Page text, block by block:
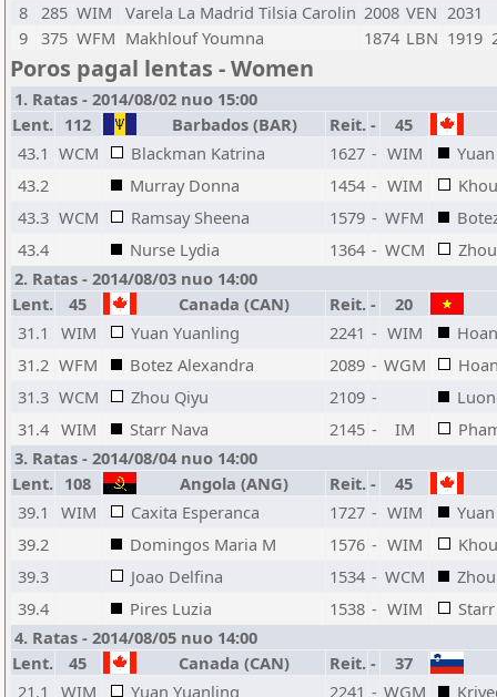
8
285 WIM Varela La Madrid Tilsia Carolin 2008 VEN 2031
9
375 WFM Makhlouf Youmna 1874 LBN 1919
Poros pagal lentas - Women
1. Ratas - 2014/08/02 nuo 15:00
Lent. 112 Barbados (BAR) Reit. -
45
43.1 WCM Blackman Katrina 1627 - WIM
43.2
Murray Donna 1454 - WIM
43.3 WCM Ramsay Sheena 1579 - WFM
43.4
Nurse Lydia 1364 - WCM
2. Ratas - 2014/08/03 nuo 14:00
Lent.
45 Canada (CAN) Reit. -
20
31.1
WIM Yuan Yuanling 2241 - WIM
31.2 WFM Botez Alexandra 2089 - WGM
31.3 WCM Zhou Qiyu 2109 -
31.4 WIM Starr Nava 2145 - IM
3. Ratas - 2014/08/04 nuo 14:00
Lent. 108 Angola (ANG) Reit. -
45
39.1
WIM Caxita Esperanca 1727 - WIM
39.2
Domingos Maria M 1576 - WIM
39.3
Joao Delfina 1534 - WCM
39.4
Pires Luzia 1538 - WIM
4. Ratas - 2014/08/05 nuo 14:00
Lent.
45 Canada (CAN) Reit. -
37
21.1
WIM Yuan Yuanling 2241 - WGM